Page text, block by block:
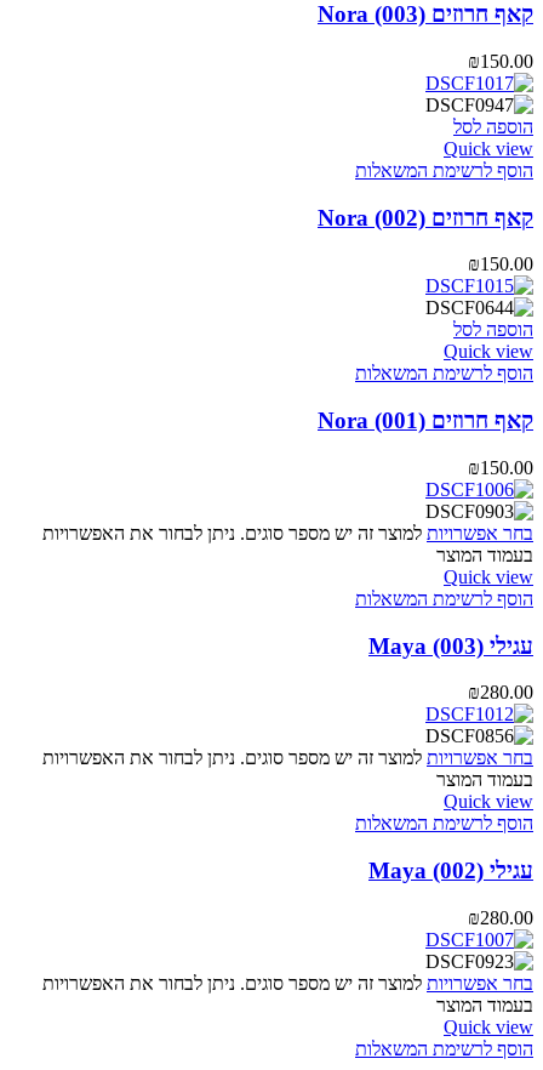
קאף חרוזים Nora (003)
₪150.00
הוספה לסל
Quick view
הוסף לרשימת המשאלות
קאף חרוזים Nora (002)
₪150.00
הוספה לסל
Quick view
הוסף לרשימת המשאלות
קאף חרוזים Nora (001)
₪150.00
בחר אפשרויות למוצר זה יש מספר סוגים. ניתן לבחור את האפשרויות
בעמוד המוצר
Quick view
הוסף לרשימת המשאלות
עגילי Maya (003)
₪280.00
בחר אפשרויות למוצר זה יש מספר סוגים. ניתן לבחור את האפשרויות
בעמוד המוצר
Quick view
הוסף לרשימת המשאלות
עגילי Maya (002)
₪280.00
בחר אפשרויות למוצר זה יש מספר סוגים. ניתן לבחור את האפשרויות
בעמוד המוצר
Quick view
הוסף לרשימת המשאלות